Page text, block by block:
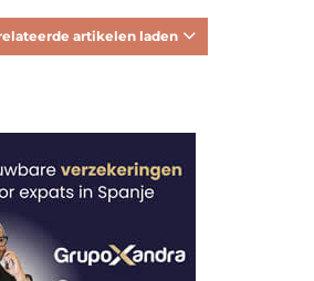
artikelen laden